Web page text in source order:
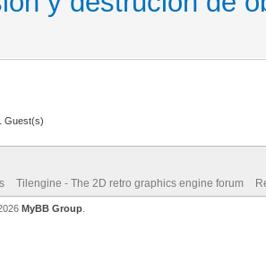
Guest(s)
Tilengine - The 2D retro graphics engine forum
MyBB Group